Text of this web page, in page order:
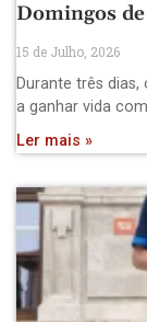
Domingos
15 de Julho, 2026
Durante três
a ganhar vida
Ler mais »